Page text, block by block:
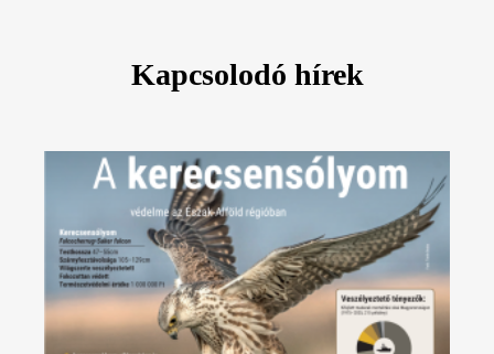
Kapcsolodó hírek